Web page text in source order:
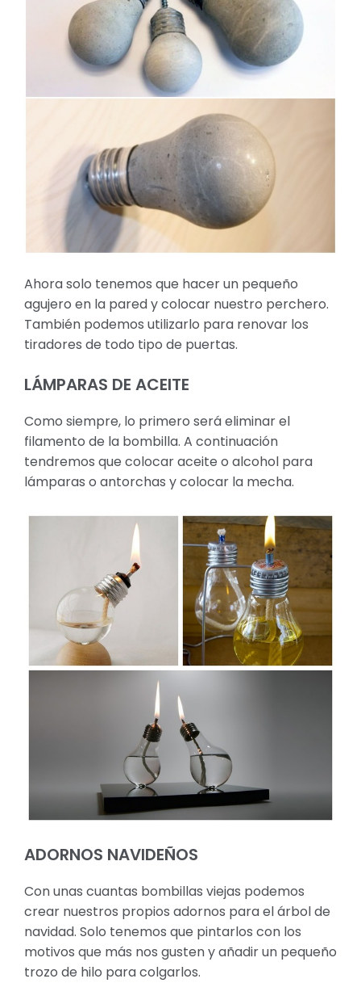
Ahora solo tenemos que hacer un pequeño
agujero en la pared y colocar nuestro perchero.
También podemos utilizarlo para renovar los
tiradores de todo tipo de puertas.
LÁMPARAS DE ACEITE
Como siempre, lo primero será eliminar el
filamento de la bombilla. A continuación
tendremos que colocar aceite o alcohol para
lámparas o antorchas y colocar la mecha.
ADORNOS NAVIDEÑOS
Con unas cuantas bombillas viejas podemos
crear nuestros propios adornos para el árbol de
navidad. Solo tenemos que pintarlos con los
motivos que más nos gusten y añadir un pequeño
trozo de hilo para colgarlos.